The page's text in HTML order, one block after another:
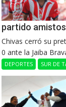
partido
Chivas cerró su
0 ante la Jaiba
DEPORTES SUR DE